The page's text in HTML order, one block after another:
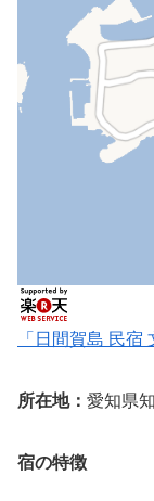
「日間賀島 民宿
所在地： 愛知県
宿の特徴